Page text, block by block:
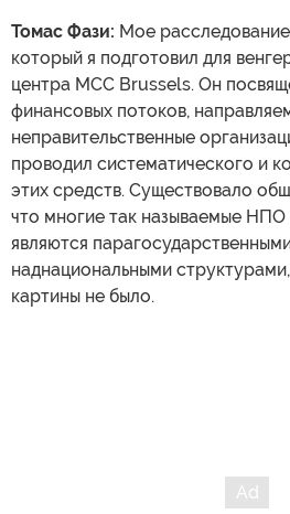
Томас Фази: Мое
который я подготовил для
центра MCC Brussels. Он
финансовых потоков,
неправительственные
проводил систематического и
этих средств. Существовало
что многие так называемые
являются
наднациональными
картины не было.